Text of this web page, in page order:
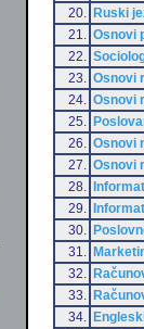
20.
Ruski
21.
Osnovi
22.
23.
Osnovi
24.
Osnovi
25.
26.
Osnovi
27.
Osnovi
28.
29.
30.
31.
32.
33.
34.